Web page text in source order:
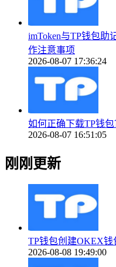
imToken与TP钱包助
作注意事项
2026-08-07 17:36:24
如何正确下载TP钱
2026-08-07 16:51:05
刚刚更新
TP钱包创建OKEX
2026-08-08 19:49:00